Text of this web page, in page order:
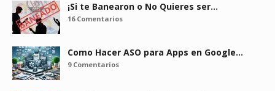
¡Si te Banearon o No Quieres ser…
16 Comentarios
Como Hacer ASO para Apps en Google…
9 Comentarios